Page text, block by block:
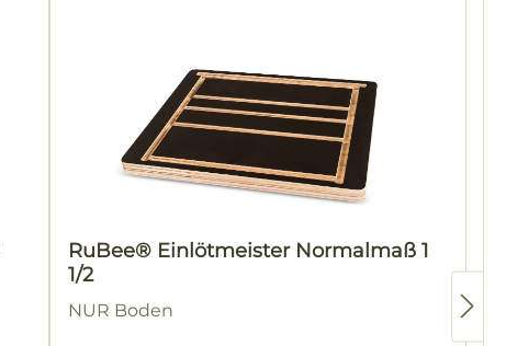
RuBee® Einlötmeister Normalmaß 1
1/2
NUR Boden